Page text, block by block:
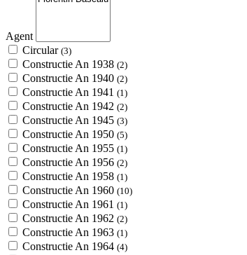
Agent
Circular (3)
Constructie An 1938 (2)
Constructie An 1940 (2)
Constructie An 1941 (1)
Constructie An 1942 (2)
Constructie An 1945 (3)
Constructie An 1950 (5)
Constructie An 1955 (1)
Constructie An 1956 (2)
Constructie An 1958 (1)
Constructie An 1960 (10)
Constructie An 1961 (1)
Constructie An 1962 (2)
Constructie An 1963 (1)
Constructie An 1964 (4)